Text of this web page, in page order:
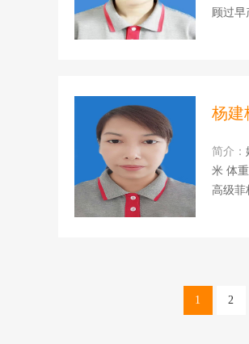
顾过
杨建
简介：
米 体重
高级菲标家政师证书。 $自我
1
2